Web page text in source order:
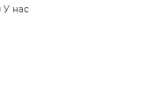
У нас